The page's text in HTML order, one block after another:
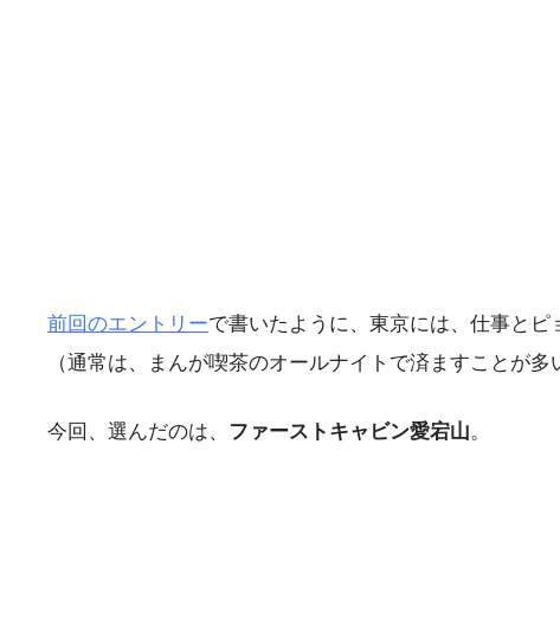
前回のエントリーで書いたように、東京には、仕事と
（通常は、まんが喫茶のオールナイトで済ますことが多
今回、選んだのは、 ファーストキャビン愛宕山。